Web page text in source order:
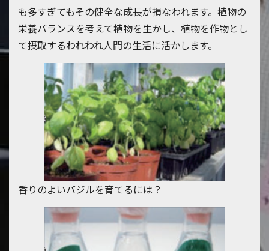
も多すぎてもその健全な成長が損なわれます。植物の
栄養バランスを考えて植物を生かし、植物を作物とし
て摂取するわれわれ人間の生活に活かします。
香りのよいバジルを育てるには？